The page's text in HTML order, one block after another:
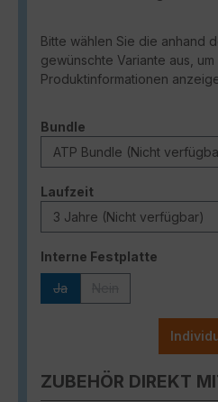
Bitte wählen Sie die anhand
gewünschte Variante aus,
Produktinformationen
Bundle
Laufzeitauswählen
Interne Festplatte
Ja
ZUBEHÖR DIREKT